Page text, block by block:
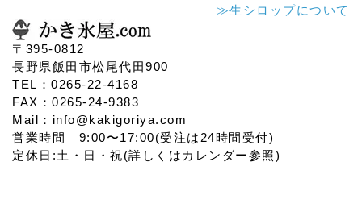
≫生シロップについて
〒395-0812
長野県飯田市松尾代田900
TEL：0265-22-4168
FAX：0265-24-9383
Mail：info@kakigoriya.com
営業時間 9:00〜17:00(受注は24時間受付)
定休日:土・日・祝(詳しくはカレンダー参照)